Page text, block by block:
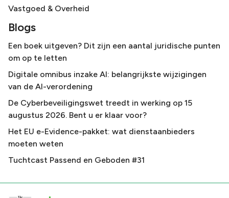
Vastgoed & Overheid
Blogs
Een boek uitgeven? Dit zijn een aantal juridische punten
om op te letten
Digitale omnibus inzake AI: belangrijkste wijzigingen
van de AI-verordening
De Cyberbeveiligingswet treedt in werking op 15
augustus 2026. Bent u er klaar voor?
Het EU e-Evidence-pakket: wat dienstaanbieders
moeten weten
Tuchtcast Passend en Geboden #31